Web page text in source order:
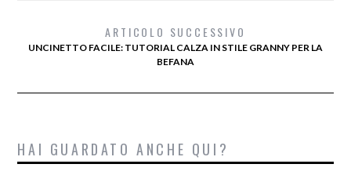
ARTICOLO SUCCESSIVO
UNCINETTO FACILE: TUTORIAL CALZA IN STILE GRANNY PER LA
BEFANA
HAI GUARDATO ANCHE QUI?